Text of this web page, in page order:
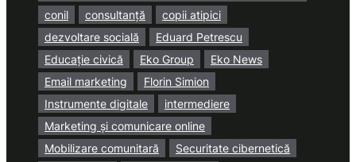
conil
consultanță
copii atipici
dezvoltare socială
Eduard Petrescu
Educație civică
Eko Group
Eko News
Email marketing
Florin Simion
Instrumente digitale
intermediere
Marketing și comunicare online
Mobilizare comunitară
Securitate cibernetică